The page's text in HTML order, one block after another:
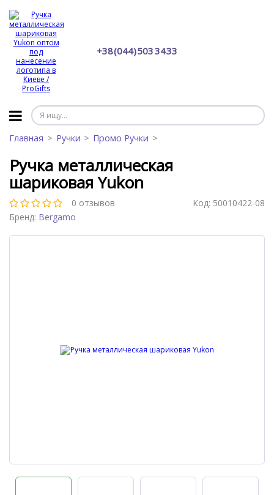
+38 (044) 503 34 33
Главная Ручки Промо Ручки
Ручка металлическая
шариковая Yukon
0 отзывов
Бренд: Bergamo
Код: 50010422-08